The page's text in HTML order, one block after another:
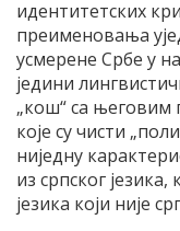
идентитетских
преименовања
усмерене Србе у
једини
„кош“ са
које су чисти
ниједну
из српског
језика који није